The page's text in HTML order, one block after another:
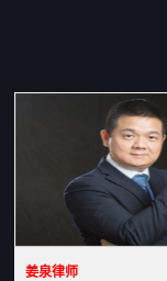
姜泉律师